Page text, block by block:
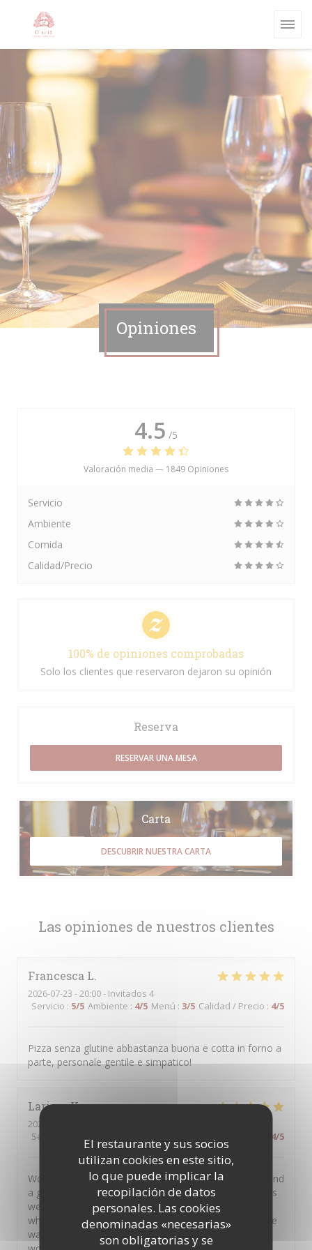
El restaurante y sus socios
utilizan cookies en este sitio,
lo que puede implicar la
recopilación de datos
personales. Las cookies
denominadas «necesarias»
son obligatorias y se
Opiniones
Las opiniones de nuestros clientes
Francesca L
2026-07-23 - 20:00 - Invitados 4
Servicio : 5/5 Ambiente : 4/5 Menú : 3/5 Calidad / Precio : 4/5
Pizza senza glutine abbastanza buona e cotta in forno a
parte, personale gentile e simpatico!
LarissaK
2026-07-16
Servicio
4/5
Wonderful atmosphere, very kind waiters/waitresses and
a great glutenfree Pizza. A beautiful spot for tourists as
well as the staff is multilingual and even my grandma,
who only speaks german was able to talk to one of the
waitresses in german ;) 10/10 experience, definitely
4.5 /5
Valoración media — 1849 Opiniones
Servicio
Ambiente
Comida
Calidad/Precio
100% de opiniones comprobadas
Solo los clientes que reservaron dejaron su opinión
Reserva
RESERVAR UNA MESA
Carta
DESCUBRIR NUESTRA CARTA